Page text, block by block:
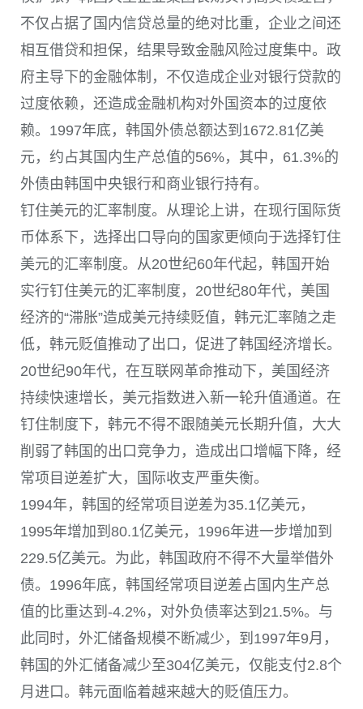
不仅占据了国内信贷总量的绝对比重，企业之间还
相互借贷和担保，结果导致金融风险过度集中。政
府主导下的金融体制，不仅造成企业对银行贷款的
过度依赖，还造成金融机构对外国资本的过度依
赖。1997年底，韩国外债总额达到1672.81亿美
元，约占其国内生产总值的56%，其中，61.3%的
外债由韩国中央银行和商业银行持有。
钉住美元的汇率制度。从理论上讲，在现行国际货
币体系下，选择出口导向的国家更倾向于选择钉住
美元的汇率制度。从20世纪60年代起，韩国开始
实行钉住美元的汇率制度，20世纪80年代，美国
经济的“滞胀”造成美元持续贬值，韩元汇率随之走
低，韩元贬值推动了出口，促进了韩国经济增长。
20世纪90年代，在互联网革命推动下，美国经济
持续快速增长，美元指数进入新一轮升值通道。在
钉住制度下，韩元不得不跟随美元长期升值，大大
削弱了韩国的出口竞争力，造成出口增幅下降，经
常项目逆差扩大，国际收支严重失衡。
1994年，韩国的经常项目逆差为35.1亿美元，
1995年增加到80.1亿美元，1996年进一步增加到
229.5亿美元。为此，韩国政府不得不大量举借外
债。1996年底，韩国经常项目逆差占国内生产总
值的比重达到-4.2%，对外负债率达到21.5%。与
此同时，外汇储备规模不断减少，到1997年9月，
韩国的外汇储备减少至304亿美元，仅能支付2.8个
月进口。韩元面临着越来越大的贬值压力。